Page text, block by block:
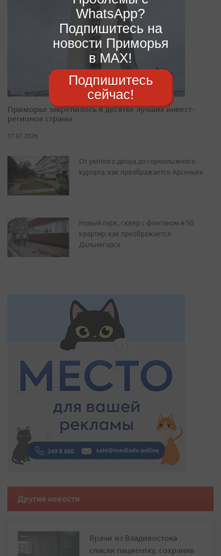
Приморье закрепилось в десятке лучших инвест-
регионов страны
17.07.2026
От уютного двора до горнолыжного
курорта: как преображается Арсеньев
Новый парк, сквер с фонтаном и 50
квартир: как преображается
Дальнегорск
Другие новости
Врачи из Владивостока
спасли пациентку, сохранив
WhatsApp?
Подпишитесь на
новости Приморья
в MAX!
Подпишитесь
сейчас!